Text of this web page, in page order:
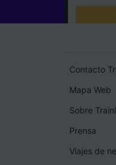
Contacto
Mapa Web
Sobre
Prensa
Viajes de